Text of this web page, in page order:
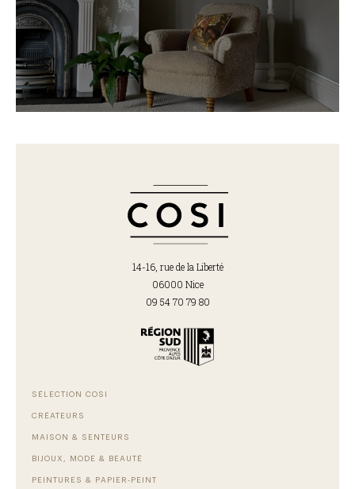
14-16, rue de la Liberté
06000 Nice
09 54 70 79 80
SÉLECTION COSI
CRÉATEURS
MAISON & SENTEURS
BIJOUX, MODE & BEAUTÉ
PEINTURES & PAPIER-PEINT